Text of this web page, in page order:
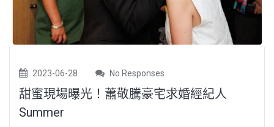
2023-06-28 No Responses
甜蜜現場曝光！蕭敬騰豪宅求婚經紀人
Summer